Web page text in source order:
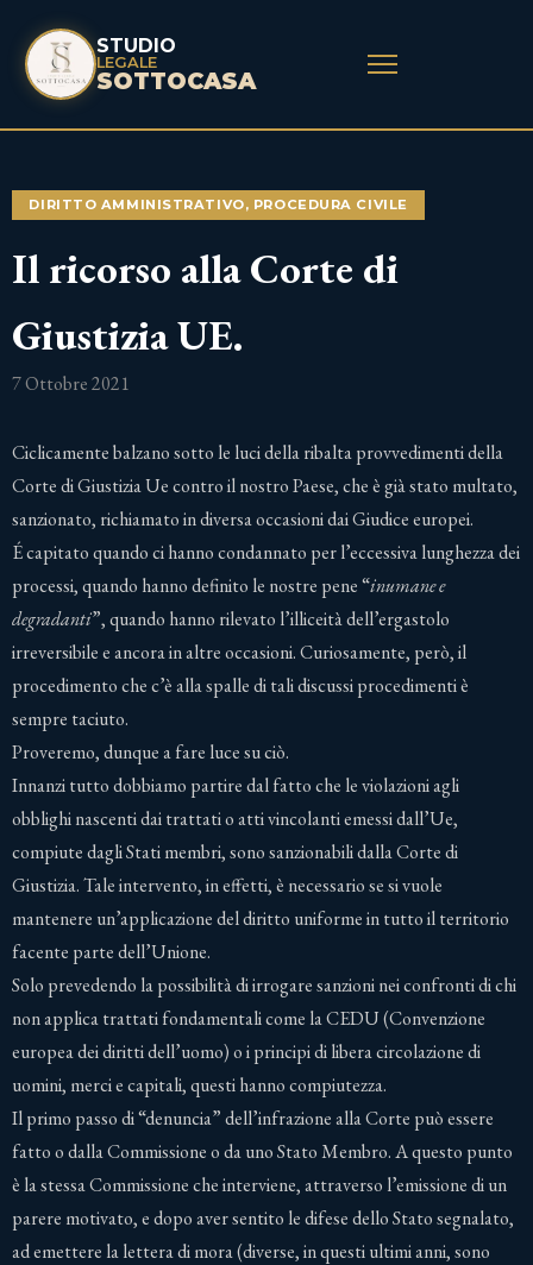
STUDIO
LEGALE
SOTTOCASA
DIRITTO AMMINISTRATIVO, PROCEDURA CIVILE
Il ricorso alla Corte di
Giustizia UE.
7 Ottobre 2021
Ciclicamente balzano sotto le luci della ribalta provvedimenti della
Corte di Giustizia Ue contro il nostro Paese, che è già stato multato,
sanzionato, richiamato in diversa occasioni dai Giudice europei.
É capitato quando ci hanno condannato per l’eccessiva lunghezza dei
processi, quando hanno definito le nostre pene “inumane e
degradanti”, quando hanno rilevato l’illiceità dell’ergastolo
irreversibile e ancora in altre occasioni. Curiosamente, però, il
procedimento che c’è alla spalle di tali discussi procedimenti è
sempre taciuto.
Proveremo, dunque a fare luce su ciò.
Innanzi tutto dobbiamo partire dal fatto che le violazioni agli
obblighi nascenti dai trattati o atti vincolanti emessi dall’Ue,
compiute dagli Stati membri, sono sanzionabili dalla Corte di
Giustizia. Tale intervento, in effetti, è necessario se si vuole
mantenere un’applicazione del diritto uniforme in tutto il territorio
facente parte dell’Unione.
Solo prevedendo la possibilità di irrogare sanzioni nei confronti di chi
non applica trattati fondamentali come la CEDU (Convenzione
europea dei diritti dell’uomo) o i principi di libera circolazione di
uomini, merci e capitali, questi hanno compiutezza.
Il primo passo di “denuncia” dell’infrazione alla Corte può essere
fatto o dalla Commissione o da uno Stato Membro. A questo punto
è la stessa Commissione che interviene, attraverso l’emissione di un
parere motivato, e dopo aver sentito le difese dello Stato segnalato,
ad emettere la lettera di mora (diverse, in questi ultimi anni, sono